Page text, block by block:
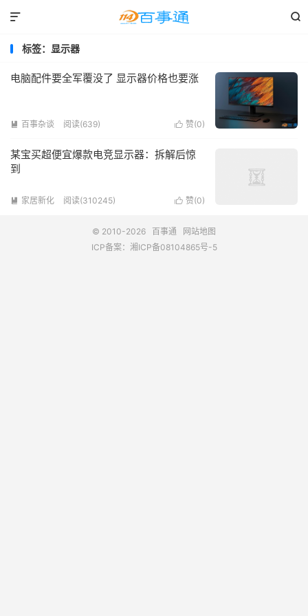


标签：显示器
电脑配件要全军覆没了 显示器价格也要涨
 赞(0)
 百事杂谈 阅读(639)
某宝买超便宜爆款电竞显示器：拆解后惊
到
 赞(0)
 家居新化 阅读(310245)
© 2010-2026 百事通
网站地图
ICP备案： 湘ICP备08104865号-5